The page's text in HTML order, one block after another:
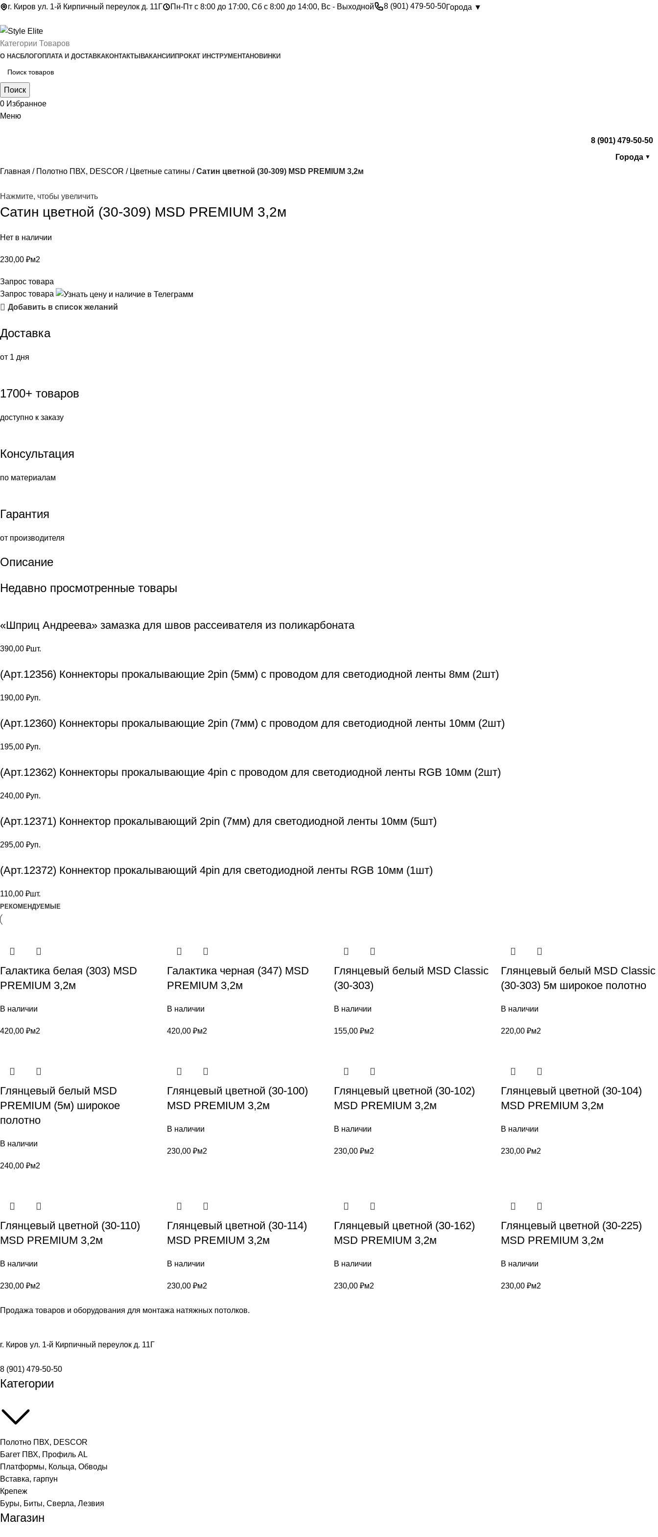
г. Киров ул. 1-й Кирпичный переулок д. 11Г Пн-Пт с 8:00 до 17:00, Сб с 8:00 до 14:00, Вс - Выходной 8 (901) 479-50-50Города ▼
Категории Товаров
О НАСБЛОГОПЛАТА И ДОСТАВКАКОНТАКТЫ ВАКАНСИИ ПРОКАТ ИНСТРУМЕНТАНОВИНКИ
Поиск
0 Избранное
Меню
8 (901) 479-50-50
Города ▼
Главная Полотно ПВХ, DESCOR Цветные сатины Сатин цветной (30-309) MSD PREMIUM 3,2м
Нажмите, чтобы увеличить
Сатин цветной (30-309) MSD PREMIUM 3,2м
Нет в наличии
230,00 ₽м2
Запрос товара
Запрос товара
Добавить в список желаний
Доставка
от 1 дня
1700+ товаров
доступно к заказу
Консультация
по материалам
Гарантия
от производителя
Описание
Недавно просмотренные товары
«Шприц Андреева» замазка для швов рассеивателя из поликарбоната
390,00 ₽шт.
(Арт.12356) Коннекторы прокалывающие 2pin (5мм) с проводом для светодиодной ленты 8мм (2шт)
190,00 ₽уп.
(Арт.12360) Коннекторы прокалывающие 2pin (7мм) с проводом для светодиодной ленты 10мм (2шт)
195,00 ₽уп.
(Арт.12362) Коннекторы прокалывающие 4pin с проводом для светодиодной ленты RGB 10мм (2шт)
240,00 ₽уп.
(Арт.12371) Коннектор прокалывающий 2pin (7мм) для светодиодной ленты 10мм (5шт)
295,00 ₽уп.
(Арт.12372) Коннектор прокалывающий 4pin для светодиодной ленты RGB 10мм (1шт)
110,00 ₽шт.
РЕКОМЕНДУЕМЫЕ
Галактика белая (303) MSD
PREMIUM 3,2м
В наличии
420,00 ₽м2
Галактика черная (347) MSD
PREMIUM 3,2м
В наличии
420,00 ₽м2
Глянцевый белый MSD Classic
(30-303)
В наличии
155,00 ₽м2
Глянцевый белый MSD Classic
(30-303) 5м широкое полотно
В наличии
220,00 ₽м2
Глянцевый белый MSD
PREMIUM (5м) широкое
полотно
В наличии
240,00 ₽м2
Глянцевый цветной (30-100)
MSD PREMIUM 3,2м
В наличии
230,00 ₽м2
Глянцевый цветной (30-102)
MSD PREMIUM 3,2м
В наличии
230,00 ₽м2
Глянцевый цветной (30-104)
MSD PREMIUM 3,2м
В наличии
230,00 ₽м2
Глянцевый цветной (30-110)
MSD PREMIUM 3,2м
В наличии
230,00 ₽м2
Глянцевый цветной (30-114)
MSD PREMIUM 3,2м
В наличии
230,00 ₽м2
Глянцевый цветной (30-162)
MSD PREMIUM 3,2м
В наличии
230,00 ₽м2
Глянцевый цветной (30-225)
MSD PREMIUM 3,2м
В наличии
230,00 ₽м2
Продажа товаров и оборудования для монтажа натяжных потолков.
г. Киров ул. 1-й Кирпичный переулок д. 11Г
8 (901) 479-50-50
Категории
Полотно ПВХ, DESCOR
Багет ПВХ, Профиль AL
Платформы, Кольца, Обводы
Вставка, гарпун
Крепеж
Буры, Биты, Сверла, Лезвия
Магазин